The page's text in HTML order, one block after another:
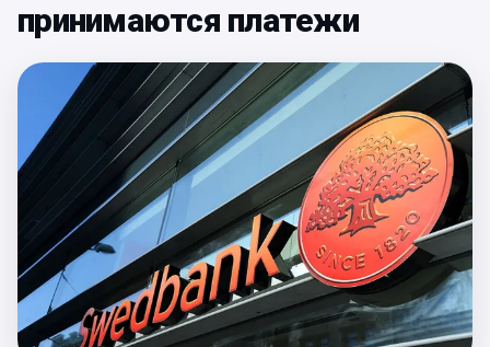
принимаются платежи